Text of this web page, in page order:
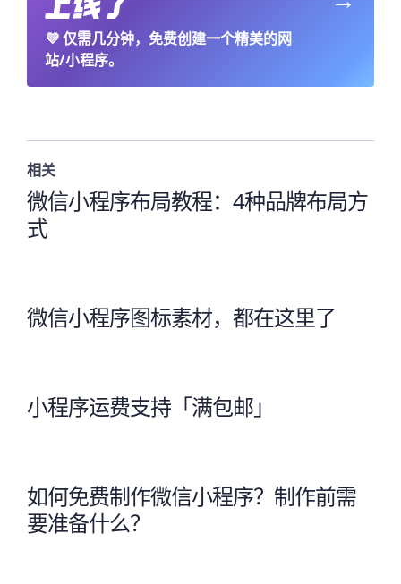
💜仅需几分钟，免费创建一个精美的网
站/小程序。
相关
微信小程序布局教程：4种品牌布局方
式
微信小程序图标素材，都在这里了
小程序运费支持「满包邮」
如何免费制作微信小程序？制作前需
要准备什么？